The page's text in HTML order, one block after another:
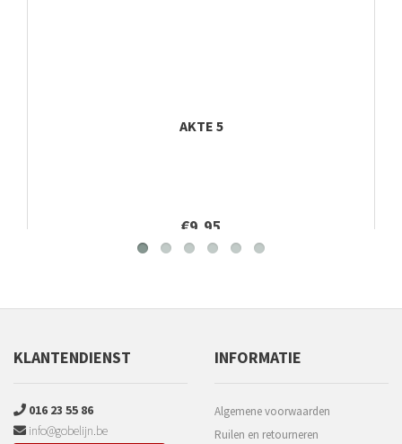
AKTE 5
€9,95
KLANTENDIENST
016 23 55 86
info@gobelijn.be
INFORMATIE
Algemene voorwaarden
Ruilen en retourneren